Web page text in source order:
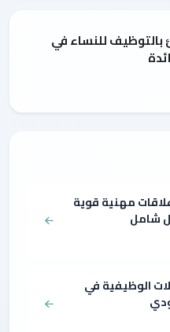
بالتوظيف للنساء في
مهنية قوية
شامل
الوظيفية في